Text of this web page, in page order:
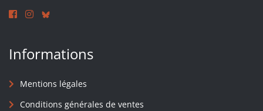
Informations
Mentions légales
Conditions générales de ventes